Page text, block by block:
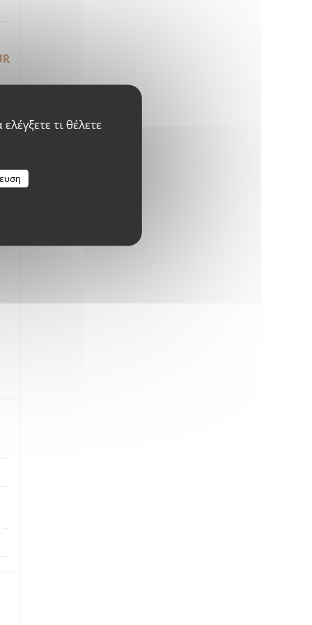
τι θέλετε